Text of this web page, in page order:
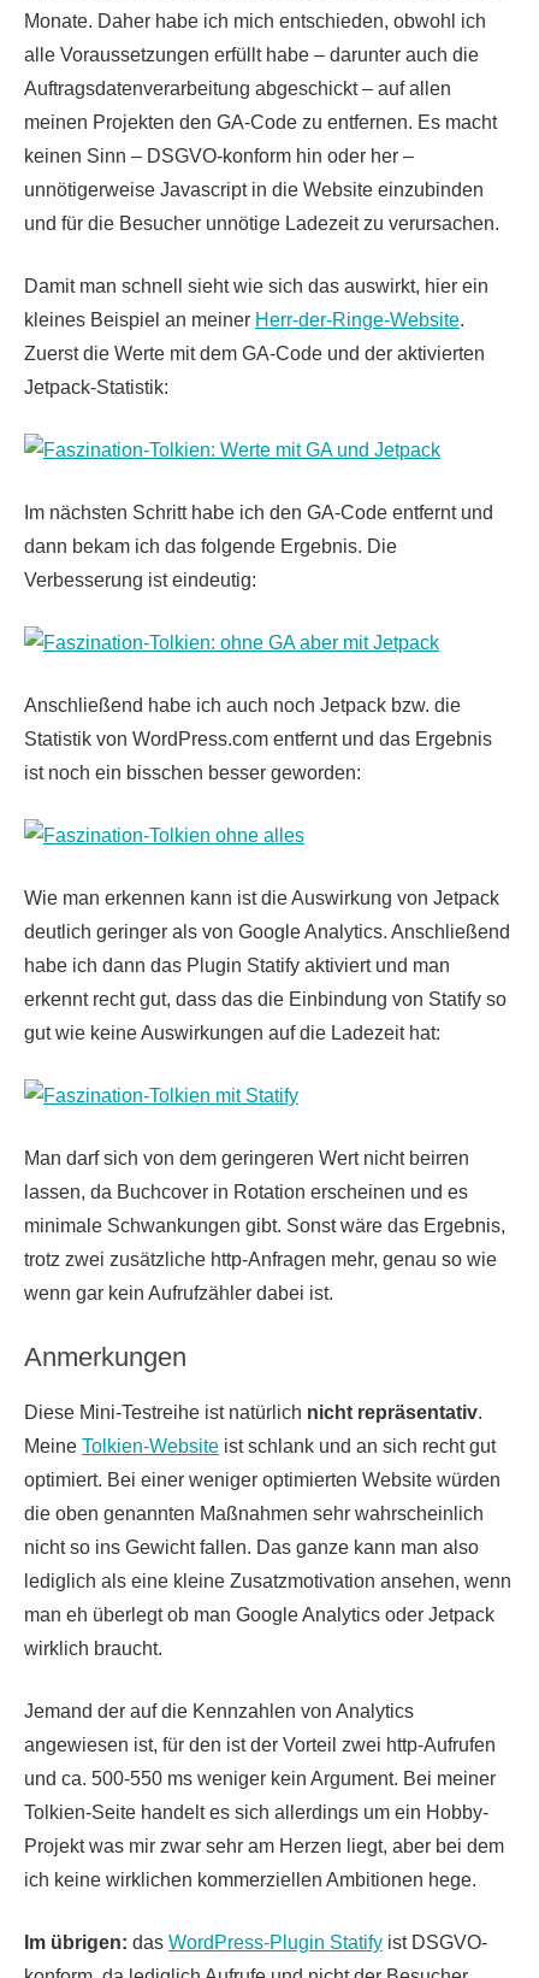
Monate. Daher habe ich mich entschieden, obwohl ich
alle Voraussetzungen erfüllt habe – darunter auch die
Auftragsdatenverarbeitung abgeschickt – auf allen
meinen Projekten den GA-Code zu entfernen. Es macht
keinen Sinn – DSGVO-konform hin oder her –
unnötigerweise Javascript in die Website einzubinden
und für die Besucher unnötige Ladezeit zu verursachen.
Damit man schnell sieht wie sich das auswirkt, hier ein
kleines Beispiel an meiner Herr-der-Ringe-Website.
Zuerst die Werte mit dem GA-Code und der aktivierten
Jetpack-Statistik:
Im nächsten Schritt habe ich den GA-Code entfernt und
dann bekam ich das folgende Ergebnis. Die
Verbesserung ist eindeutig:
Anschließend habe ich auch noch Jetpack bzw. die
Statistik von WordPress.com entfernt und das Ergebnis
ist noch ein bisschen besser geworden:
Wie man erkennen kann ist die Auswirkung von Jetpack
deutlich geringer als von Google Analytics. Anschließend
habe ich dann das Plugin Statify aktiviert und man
erkennt recht gut, dass das die Einbindung von Statify so
gut wie keine Auswirkungen auf die Ladezeit hat:
Man darf sich von dem geringeren Wert nicht beirren
lassen, da Buchcover in Rotation erscheinen und es
minimale Schwankungen gibt. Sonst wäre das Ergebnis,
trotz zwei zusätzliche http-Anfragen mehr, genau so wie
wenn gar kein Aufrufzähler dabei ist.
Anmerkungen
Diese Mini-Testreihe ist natürlich nicht repräsentativ.
Meine Tolkien-Website ist schlank und an sich recht gut
optimiert. Bei einer weniger optimierten Website würden
die oben genannten Maßnahmen sehr wahrscheinlich
nicht so ins Gewicht fallen. Das ganze kann man also
lediglich als eine kleine Zusatzmotivation ansehen, wenn
man eh überlegt ob man Google Analytics oder Jetpack
wirklich braucht.
Jemand der auf die Kennzahlen von Analytics
angewiesen ist, für den ist der Vorteil zwei http-Aufrufen
und ca. 500-550 ms weniger kein Argument. Bei meiner
Tolkien-Seite handelt es sich allerdings um ein Hobby-
Projekt was mir zwar sehr am Herzen liegt, aber bei dem
ich keine wirklichen kommerziellen Ambitionen hege.
Im übrigen: das WordPress-Plugin Statify ist DSGVO-